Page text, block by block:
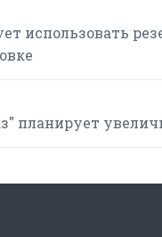
использовать
планирует